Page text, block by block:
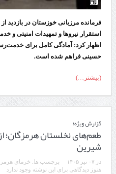
فرمانده مرزبانی خوزستان در بازدید
استقرار نیرو‌ها و تمهیدات امنیتی و
اظهار کرد: آمادگی کامل برای
حسینی فراهم شده است.
(بیشتر…)
گزارش ویژه؛
طعم‌های نخلستان هرمزگان؛
شیرین
در ۰۷ تیر ۱۴۰۵ برچسب ها: خرمای
هنوز دیدگاهی برای این نوشته وجود ندارد